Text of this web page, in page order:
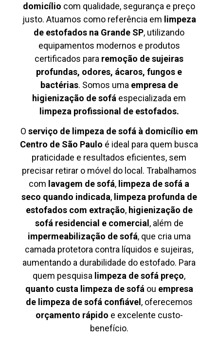
domicílio com qualidade, segurança e preço
justo. Atuamos como referência em limpeza
de estofados na Grande SP, utilizando
equipamentos modernos e produtos
certificados para remoção de sujeiras
profundas, odores, ácaros, fungos e
bactérias. Somos uma empresa de
higienização de sofá especializada em
limpeza profissional de estofados.
O serviço de limpeza de sofá à domicílio em
Centro de São Paulo é ideal para quem busca
praticidade e resultados eficientes, sem
precisar retirar o móvel do local. Trabalhamos
com lavagem de sofá, limpeza de sofá a
seco quando indicada, limpeza profunda de
estofados com extração, higienização de
sofá residencial e comercial , além de
impermeabilização de sofá, que cria uma
camada protetora contra líquidos e sujeiras,
aumentando a durabilidade do estofado. Para
quem pesquisa limpeza de sofá preço,
quanto custa limpeza de sofáou empresa
de limpeza de sofá confiável , oferecemos
orçamento rápido e excelente custo-
benefício.